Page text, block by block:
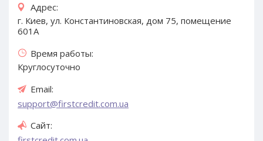
Адрес:
г. Киев, ул. Константиновская, дом 75, помещение
601А
Время работы:
Круглосуточно
Email:
support@firstcredit.com.ua
Сайт: